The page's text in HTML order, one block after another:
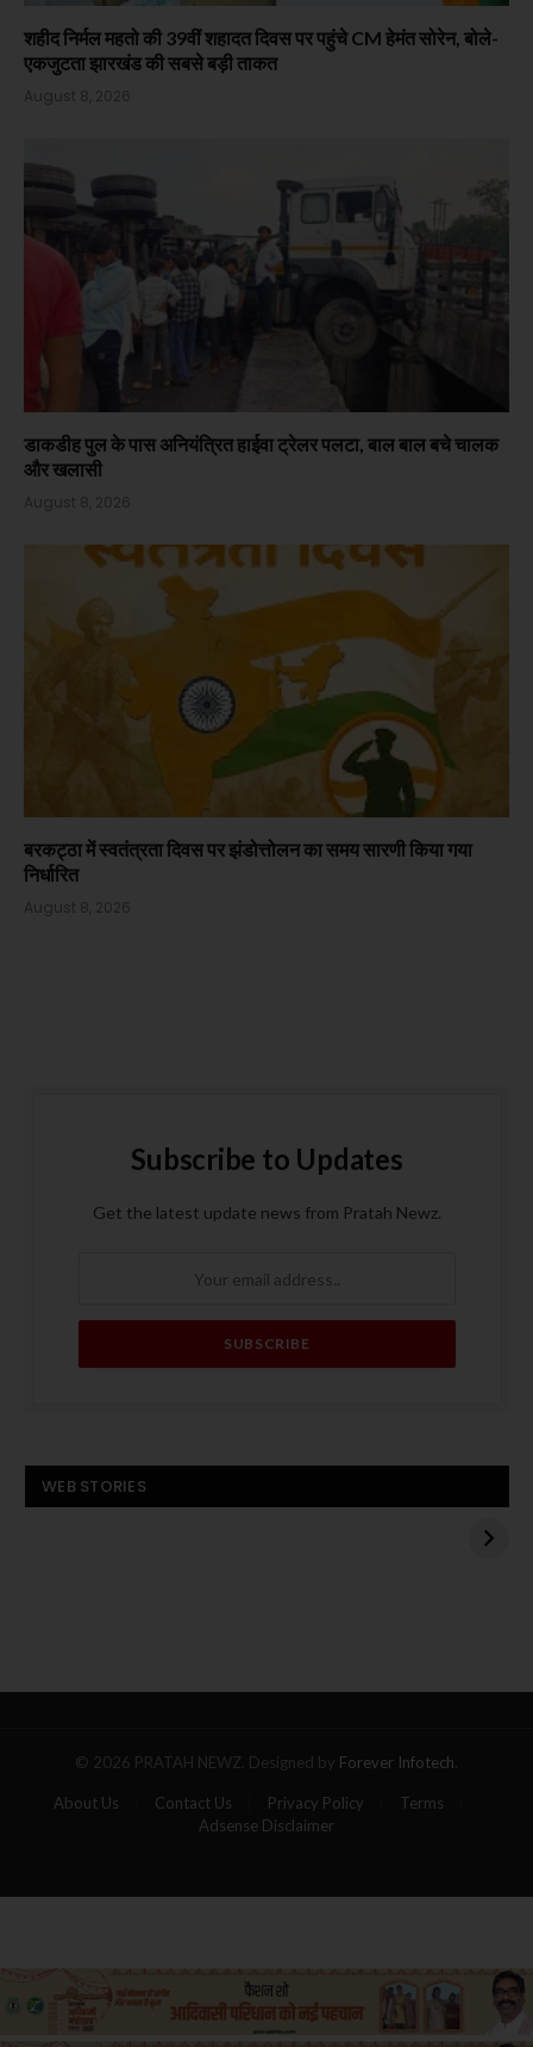
शहीद निर्मल महतो की 39वीं शहादत दिवस पर पहुंचे CM हेमंत सोरेन, बोले-
एकजुटता झारखंड की सबसे बड़ी ताकत
August 8, 2026
डाकडीह पुल के पास अनियंत्रित हाईवा ट्रेलर पलटा, बाल बाल बचे चालक
और खलासी
August 8, 2026
बरकट्ठा में स्वतंत्रता दिवस पर झंडोत्तोलन का समय सारणी किया गया
निर्धारित
August 8, 2026
Subscribe to Updates
Get the latest update news from Pratah Newz.
WEB STORIES
बस बनी आग का गोला, पांच
यात्रियों की मौत
पहले हमास का अमेरिकी
© 2026 PRATAH NEWZ. Designed by Forever Infotech
About Us Contact Us Privacy Policy
Terms
Adsense Disclaimer